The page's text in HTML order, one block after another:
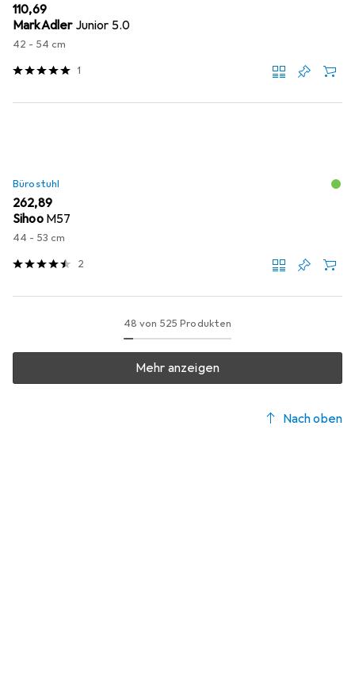
EUR
110,69
MarkAdler Junior 5.0
42 - 54 cm
1
Bürostuhl
EUR
262,89
Sihoo M57
44 - 53 cm
2
48 von 525 Produkten
Mehr anzeigen
Nach oben